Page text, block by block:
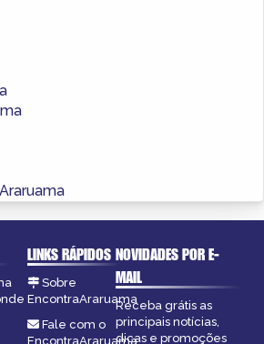
LINKS RÁPIDOS
Sobre
EncontraAraruama
Fale com o
EncontraAraruama
NOVIDADES POR E-
MAIL
Receba grátis as
principais notícias,
dicas e promoções